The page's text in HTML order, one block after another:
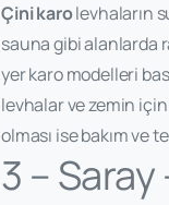
Çini karolevhaların
sauna gibi alanlarda
yer karo modelleri
levhalar ve zemin için
olması ise bakım ve
3 –